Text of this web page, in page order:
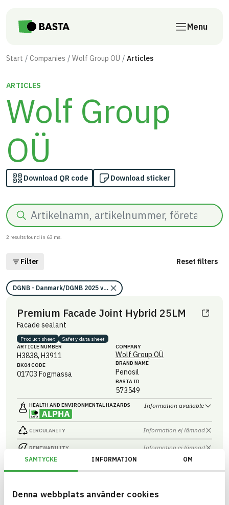
SAMTYCKE INFORMATION OM
Denna webbplats använder cookies
Menu
Start Companies Wolf Group OÜ Articles
ARTICLES
Wolf Group
OÜ
Download QR code Download sticker
Search
2 results found in 63 ms.
Filter Reset filters
DGNB - Danmark/DGNB 2025 v2/Kravområde miljö 1 - Global
Premium Facade Joint Hybrid 25LM
Facade sealant
Product sheet
Safety data sheet
ARTICLE NUMBER
H3838, H3911
BK04 CODE
01703 Fogmassa
COMPANY
Wolf Group OÜ
BRAND NAME
Penosil
BASTA ID
573549
HEALTH AND ENVIRONMENTAL HAZARDS Information available
CIRCULARITY Information ej lämnad
RENEWABILITY Information ej lämnad